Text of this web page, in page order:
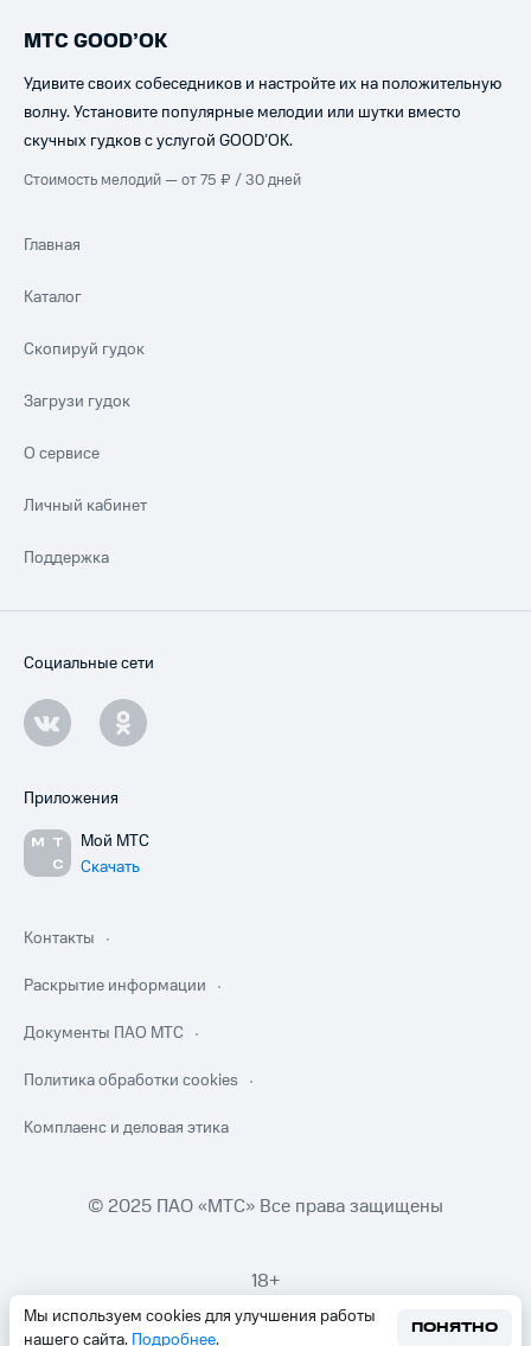
Мы используем cookies для улучшения работы
нашего сайта. Подробнее.
ПОНЯТНО
МТС GOOD’OK
Удивите своих собеседников и настройте их на положительную
волну. Установите популярные мелодии или шутки вместо
скучных гудков с услугой GOOD’OK.
Стоимость мелодий — от 75 ₽ / 30 дней
Главная
Каталог
Скопируй гудок
Загрузи гудок
О сервисе
Личный кабинет
Поддержка
Социальные сети
Приложения
Мой МТС
Скачать
Контакты
Раскрытие информации
Документы ПАО МТС
Политика обработки cookies
Комплаенс и деловая этика
© 2025 ПАО «МТС» Все права защищены
18+